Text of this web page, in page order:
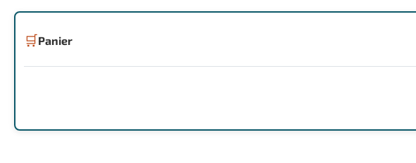
🛒Panier